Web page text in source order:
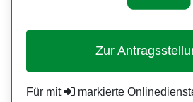
Zur
Für mit
markierte